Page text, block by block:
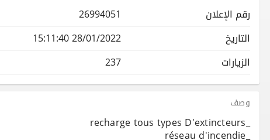
رقم الإعلان
26994051
التاريخ
28/01/2022 15:11:40
الزيارات
237
وصف